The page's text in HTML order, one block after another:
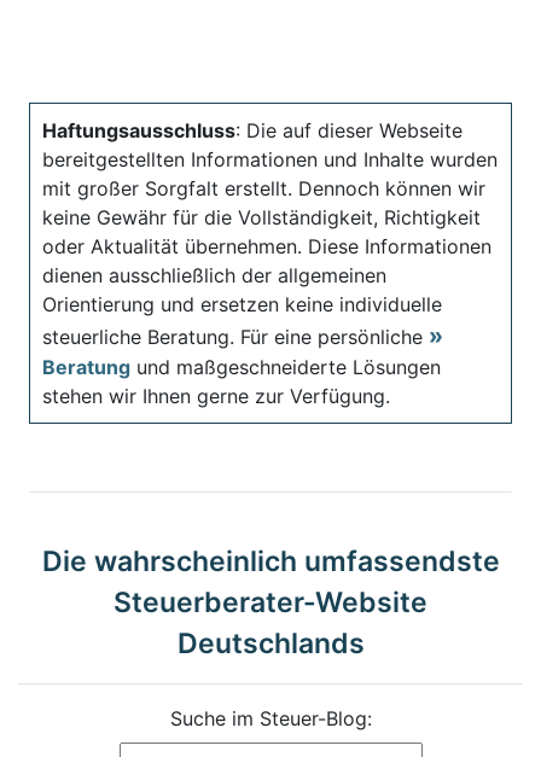
Haftungsausschluss: Die auf dieser Webseite
bereitgestellten Informationen und Inhalte wurden
mit großer Sorgfalt erstellt. Dennoch können wir
keine Gewähr für die Vollständigkeit, Richtigkeit
oder Aktualität übernehmen. Diese Informationen
dienen ausschließlich der allgemeinen
Orientierung und ersetzen keine individuelle
steuerliche Beratung. Für eine persönliche
Beratung und maßgeschneiderte Lösungen
stehen wir Ihnen gerne zur Verfügung.
Die wahrscheinlich umfassendste
Steuerberater-Website
Deutschlands
Suche im Steuer-Blog: